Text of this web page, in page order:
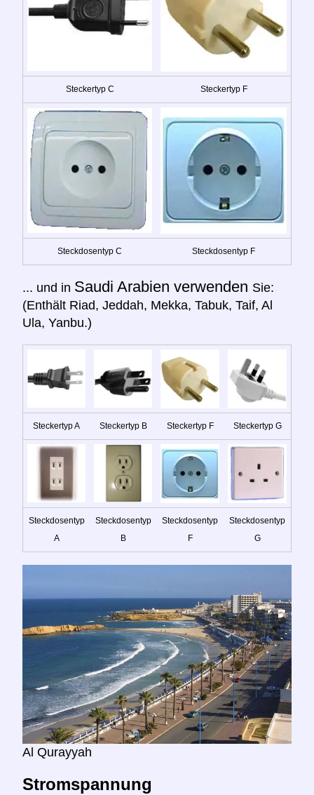
Steckertyp C Steckertyp F
Steckdosentyp C Steckdosentyp F
... und in Saudi Arabien verwenden Sie:
(Enthält Riad, Jeddah, Mekka, Tabuk, Taif, Al
Ula, Yanbu.)
Steckertyp A Steckertyp B Steckertyp F Steckertyp G
Steckdosentyp
A
Steckdosentyp
B
Steckdosentyp
F
Steckdosentyp
G
Al Qurayyah
Stromspannung